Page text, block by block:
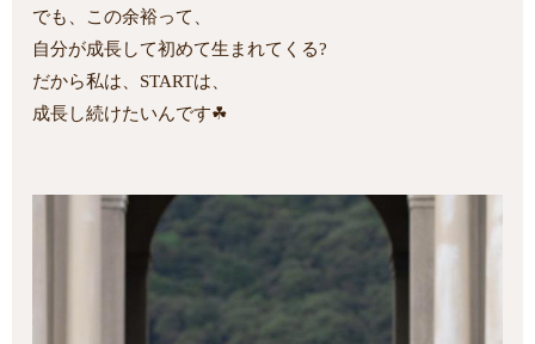
でも、この余裕って、
自分が成長して初めて生まれてくる?
だから私は、STARTは、
成長し続けたいんです☘